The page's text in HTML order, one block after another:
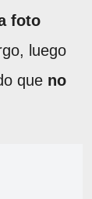
foto
luego
que no